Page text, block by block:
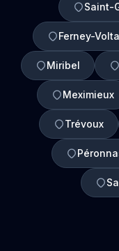
Saint-
Ferney-
Miribel
Meximieux
Trévoux